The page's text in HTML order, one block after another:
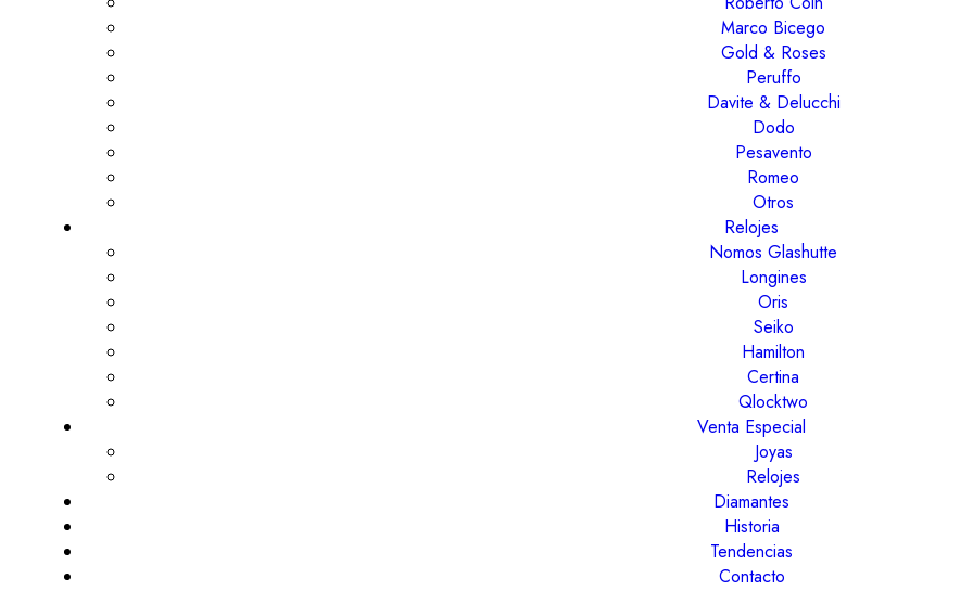
Marco Bicego
Gold & Roses
Peruffo
Davite & Delucchi
Dodo
Pesavento
Romeo
Otros
Relojes
Nomos Glashutte
Longines
Oris
Seiko
Hamilton
Certina
Qlocktwo
Venta Especial
Joyas
Relojes
Diamantes
Historia
Tendencias
Contacto